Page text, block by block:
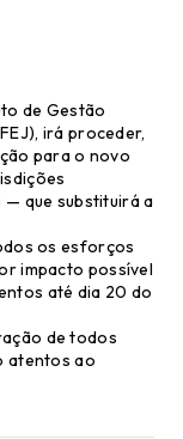
de Gestão
irá proceder,
para o novo
— que substituirá a
os esforços
impacto possível
até dia 20 do
de todos
atentos ao